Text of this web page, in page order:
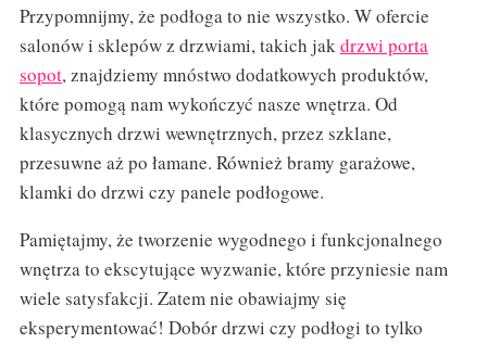
Przypomnijmy, że podłoga to nie wszystko. W ofercie
salonów i sklepów z drzwiami, takich jak drzwi porta
sopot, znajdziemy mnóstwo dodatkowych produktów,
które pomogą nam wykończyć nasze wnętrza. Od
klasycznych drzwi wewnętrznych, przez szklane,
przesuwne aż po łamane. Również bramy garażowe,
klamki do drzwi czy panele podłogowe.
Pamiętajmy, że tworzenie wygodnego i funkcjonalnego
wnętrza to ekscytujące wyzwanie, które przyniesie nam
wiele satysfakcji. Zatem nie obawiajmy się
eksperymentować! Dobór drzwi czy podłogi to tylko